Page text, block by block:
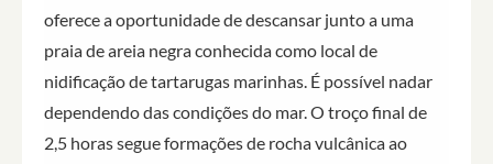
oferece a oportunidade de descansar junto a uma
praia de areia negra conhecida como local de
nidificação de tartarugas marinhas. É possível nadar
dependendo das condições do mar. O troço final de
2,5 horas segue formações de rocha vulcânica ao